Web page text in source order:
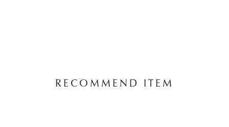
RECOMMEND ITEM